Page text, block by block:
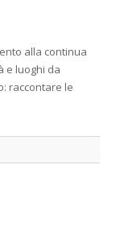
alla continua
e luoghi da
raccontare le